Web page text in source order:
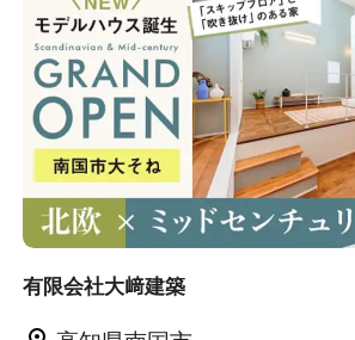
有限会社大﨑建築